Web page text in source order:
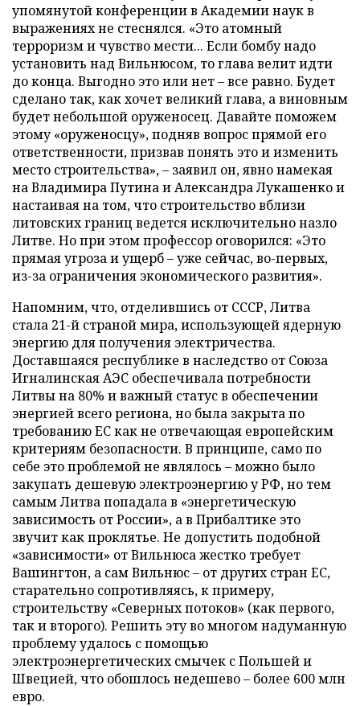
упомянутой конференции в Академии наук в
выражениях не стеснялся. «Это атомный
терроризм и чувство мести... Если бомбу надо
установить над Вильнюсом, то глава велит идти
до конца. Выгодно это или нет – все равно. Будет
сделано так, как хочет великий глава, а виновным
будет небольшой оруженосец. Давайте поможем
этому «оруженосцу», подняв вопрос прямой его
ответственности, призвав понять это и изменить
место строительства», – заявил он, явно намекая
на Владимира Путина и Александра Лукашенко и
настаивая на том, что строительство вблизи
литовских границ ведется исключительно назло
Литве. Но при этом профессор оговорился: «Это
прямая угроза и ущерб – уже сейчас, во-первых,
из-за ограничения экономического развития».
Напомним, что, отделившись от СССР, Литва
стала 21-й страной мира, использующей ядерную
энергию для получения электричества.
Доставшаяся республике в наследство от Союза
Игналинская АЭС обеспечивала потребности
Литвы на 80% и важный статус в обеспечении
энергией всего региона, но была закрыта по
требованию ЕС как не отвечающая европейским
критериям безопасности. В принципе, само по
себе это проблемой не являлось – можно было
закупать дешевую электроэнергию у РФ, но тем
самым Литва попадала в «энергетическую
зависимость от России», а в Прибалтике это
звучит как проклятье. Не допустить подобной
«зависимости» от Вильнюса жестко требует
Вашингтон, а сам Вильнюс – от других стран ЕС,
старательно сопротивляясь, к примеру,
строительству «Северных потоков» (как первого,
так и второго). Решить эту во многом надуманную
проблему удалось с помощью
электроэнергетических смычек с Польшей и
Швецией, что обошлось недешево – более 600 млн
евро.